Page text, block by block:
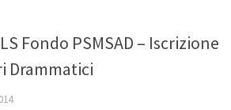
Fondo PSMSAD – Iscrizione
Drammatici